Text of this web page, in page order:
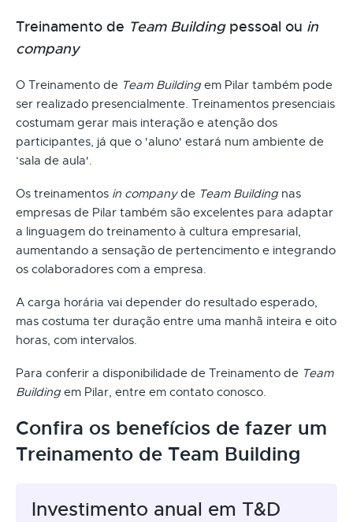
Treinamento de Team Buildingpessoal ou in
company
O Treinamento de Team Building em Pilar também pode
ser realizado presencialmente. Treinamentos presenciais
costumam gerar mais interação e atenção dos
participantes, já que o 'aluno' estará num ambiente de
‘sala de aula'.
Os treinamentos in companyde Team Building nas
empresas de Pilar também são excelentes para adaptar
a linguagem do treinamento à cultura empresarial,
aumentando a sensação de pertencimento e integrando
os colaboradores com a empresa.
A carga horária vai depender do resultado esperado,
mas costuma ter duração entre uma manhã inteira e oito
horas, com intervalos.
Para conferir a disponibilidade de Treinamento de Team
Building em Pilar, entre em contato conosco.
Confira os benefícios de fazer um
Treinamento de Team Building
Investimento anual em T&D